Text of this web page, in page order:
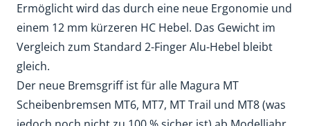
Ermöglicht wird das durch eine neue Ergonomie und
einem 12 mm kürzeren HC Hebel. Das Gewicht im
Vergleich zum Standard 2-Finger Alu-Hebel bleibt
gleich.
Der neue Bremsgriff ist für alle Magura MT
Scheibenbremsen MT6, MT7, MT Trail und MT8 (was